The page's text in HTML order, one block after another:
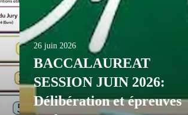
26 juin 2026
BACCALAUREAT
SESSION JUIN 2026:
Délibération et épreuves